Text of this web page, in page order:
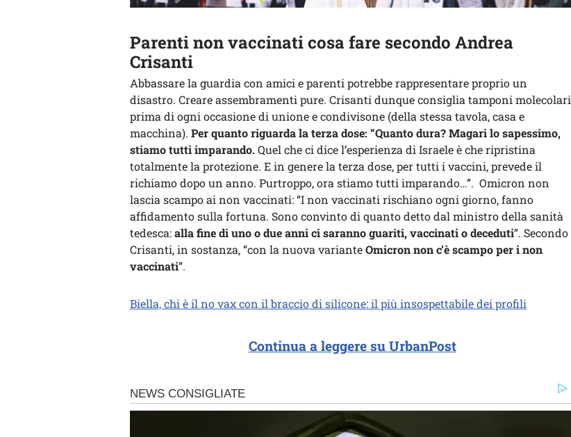
Parenti non vaccinati cosa fare secondo Andrea
Crisanti
Abbassare la guardia con amici e parenti potrebbe rappresentare proprio un
disastro. Creare assembramenti pure. Crisanti dunque consiglia tamponi molecolari
prima di ogni occasione di unione e condivisone (della stessa tavola, casa e
macchina). Per quanto riguarda la terza dose: “Quanto dura? Magari lo sapessimo,
stiamo tutti imparando.Quel che ci dice l’esperienza di Israele è che ripristina
totalmente la protezione. E in genere la terza dose, per tutti i vaccini, prevede il
richiamo dopo un anno. Purtroppo, ora stiamo tutti imparando…”. Omicron non
lascia scampo ai non vaccinati: “I non vaccinati rischiano ogni giorno, fanno
affidamento sulla fortuna. Sono convinto di quanto detto dal ministro della sanità
tedesca:alla fine di uno o due anni ci saranno guariti, vaccinati o deceduti”. Secondo
Crisanti, in sostanza, “con la nuova varianteOmicron non c’è scampo per i non
vaccinati”.
Biella, chi è il no vax con il braccio di silicone: il più insospettabile dei profili
Continua a leggere su UrbanPost